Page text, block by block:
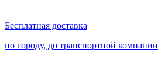
Бесплатная доставка
по городу, до транспортной компании